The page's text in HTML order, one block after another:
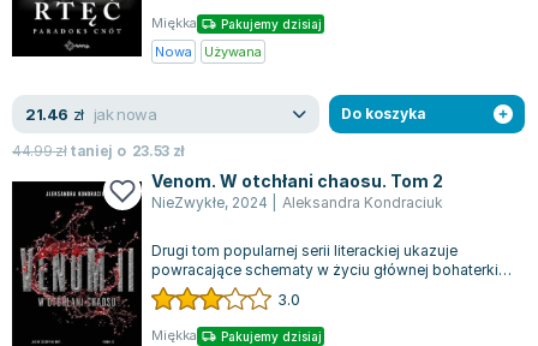
Miękka Pakujemy dzisiaj
Nowa Używana
21.46 zł jak nowa
44.99złtaniej o 23.53 zł
Do koszyka
Venom. W otchłani chaosu. Tom 2
NieZwykłe, 2024 Aleksandra Kondraciuk
Drugi tom popularnej serii literackiej ukazuje
powracające schematy w życiu głównej bohaterki,
Vivian. Od ponad miesiąca nie miała...
3.0
Miękka Pakujemy dzisiaj